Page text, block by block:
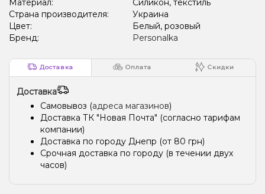
Материал:
Силикон, текстиль
Страна производителя:
Украина
Цвет:
Белый, розовый
Бренд:
Personalka
Доставка Оплата Скидки
Доставка
Самовывоз (адреса магазинов)
Доставка ТК "Новая Почта" (согласно тарифам
компании)
Доставка по городу Днепр (от 80 грн)
Срочная доставка по городу (в течении двух
часов)